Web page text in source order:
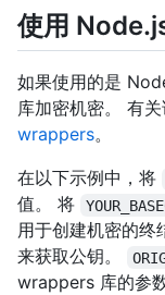
使用
如果使用的是
库加密机密。 有
wrappers。
在以下示例中，将
值。 将
用于创建机密的终
来获取公钥。
wrappers 库的参数